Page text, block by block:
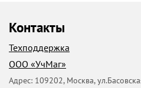
Контакты
Техподдержка
ООО «УчМаг»
Адрес: 109202, Москва,